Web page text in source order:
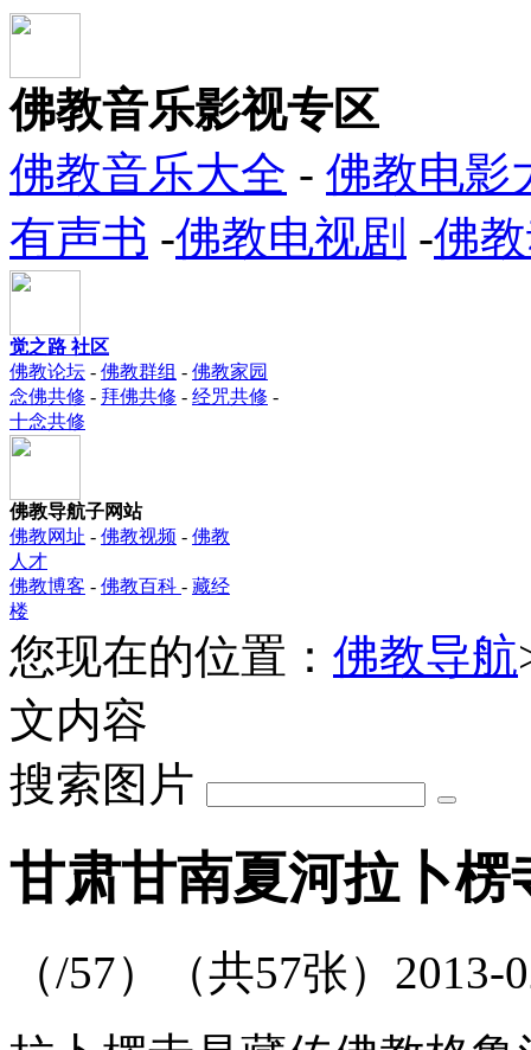
佛教音乐影视专区
佛教音乐大全 - 佛教电影
有声书 -佛教电视剧 -佛
觉之路 社区
佛教论坛 - 佛教群组 - 佛教家园
念佛共修 - 拜佛共修 - 经咒共修 -
十念共修
佛教导航子网站
佛教网址 - 佛教视频 - 佛教
人才
佛教博客 - 佛教百科 - 藏经
楼
您现在的位置： 佛教导航
文内容
搜索图片
甘肃甘南夏河拉卜楞
（/57） （共57张） 2013-